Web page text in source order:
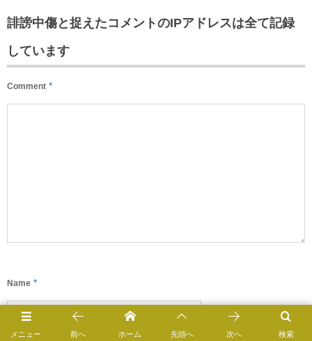
誹謗中傷と捉えたコメントのIPアドレスは全て記録
しています
Comment *
Name *
メニュー 検索
前へ ホーム 先頭へ 次へ